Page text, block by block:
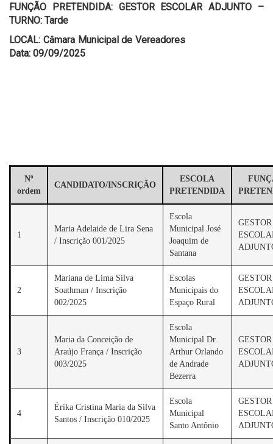
FUNÇÃO PRETENDIDA: GESTOR ESCOLAR ADJUNTO –
TURNO: Tarde
LOCAL: Câmara Municipal de Vereadores
Data: 09/09/2025
Nº
ordem
CANDIDATO/INSCRIÇÃO
ESCOLA
PRETENDIDA
1
Maria Adelaide de Lira Sena
/ Inscrição 001/2025
Escola
Municipal José
Joaquim de
Santana
GESTOR
2
Mariana de Lima Silva
Soathman / Inscrição
002/2025
Escolas
Municipais do
Espaço Rural
GESTOR
3
Maria da Conceição de
Araújo França / Inscrição
003/2025
Escola
Municipal Dr.
Arthur Orlando
de Andrade
Bezerra
GESTOR
4
Érika Cristina Maria da Silva
Santos / Inscrição 010/2025
Escola
Municipal
Santo Antônio
GESTOR